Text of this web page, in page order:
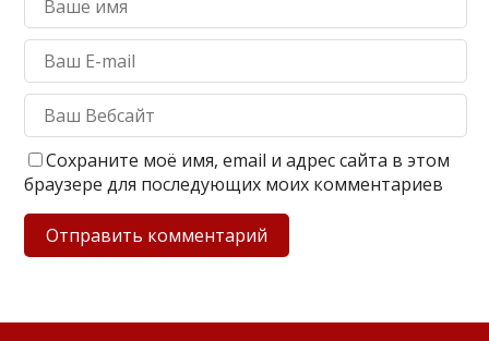
Сохраните моё имя, email и адрес сайта в этом
браузере для последующих моих комментариев